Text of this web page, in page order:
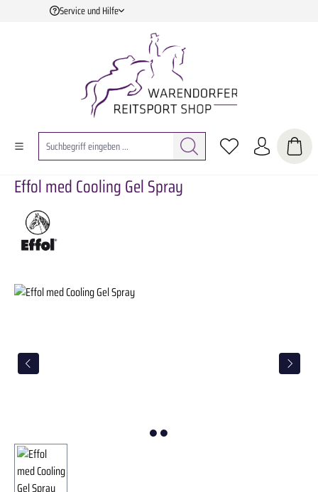
Zum Hauptinhalt springen
Service und Hilfe
Effol med Cooling Gel Spray
Bildergalerie überspringen